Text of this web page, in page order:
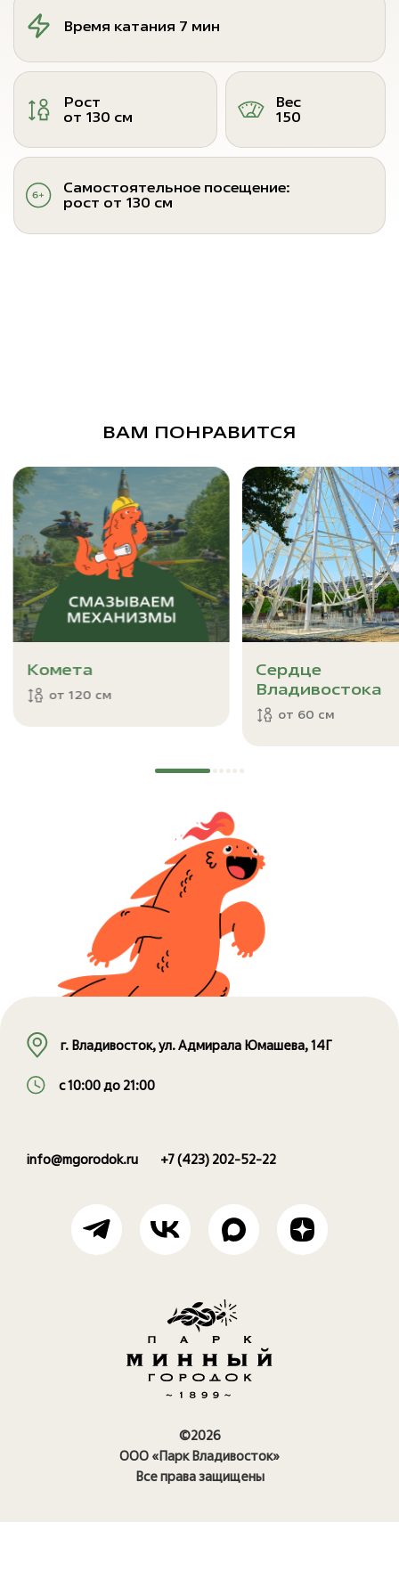
Время катания 7 мин
Рост
от 130 см
Вес
150
Самостоятельное посещение:
рост от 130 см
ВАМ ПОНРАВИТСЯ
Комета
от 120 см
Сердце
Владивостока
от 60 см
г. Владивосток, ул. Адмирала Юмашева, 14Г
с 10:00 до 21:00
info@mgorodok.ru +7 (423) 202-52-22
©2026
ООО «Парк Владивосток»
Все права защищены